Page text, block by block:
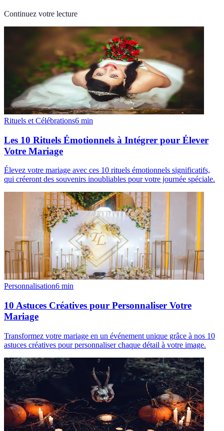
Continuez votre lecture
Rituels et Célébrations6 min
Les 10 Rituels Émotionnels à Intégrer pour Élever
Votre Mariage
Élevez votre mariage avec ces 10 rituels émotionnels significatifs,
qui créeront des souvenirs inoubliables pour votre journée spéciale.
Personnalisation6 min
10 Astuces Créatives pour Personnaliser Votre
Mariage
Transformez votre mariage en un événement unique grâce à nos 10
astuces créatives pour personnaliser chaque détail à votre image.